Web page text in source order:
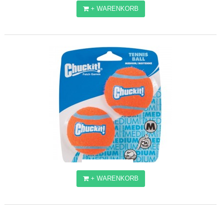
CHUCKIT! ULTRA SQUEAKER S
+ WARENKORB
CHUCKIT! TENNIS BALL M
+ WARENKORB